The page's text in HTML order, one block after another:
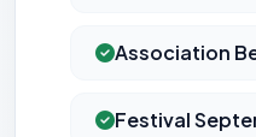
Association
Festival